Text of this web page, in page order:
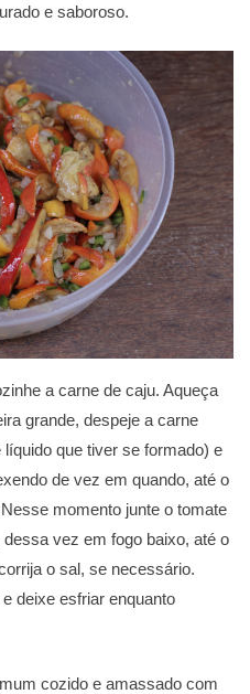
e saboroso.
a carne de caju. Aqueça
grande, despeje a carne
que tiver se formado) e
de vez em quando, até o
momento junte o tomate
vez em fogo baixo, até o
o sal, se necessário.
deixe esfriar enquanto
cozido e amassado com